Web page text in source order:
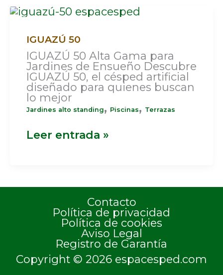
IGUAZÚ 50
IGUAZÚ 50 Alta Gama para
Jardines de Ensueño Descubre
IGUAZÚ 50, el césped artificial
diseñado para quienes buscan
lo mejor
Jardines alto standing, Piscinas, Terrazas
IGUAZÚ
50
Leer entrada »
Contacto
Política de privacidad
Política de cookies
Aviso Legal
Registro de Garantía
Copyright © 2026 espacesped.com